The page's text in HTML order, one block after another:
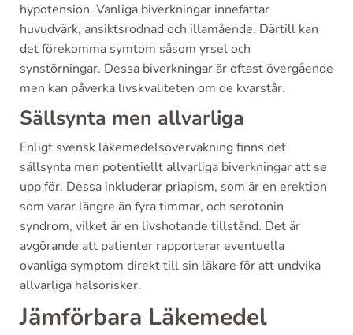
hypotension. Vanliga biverkningar innefattar
huvudvärk, ansiktsrodnad och illamående. Därtill kan
det förekomma symtom såsom yrsel och
synstörningar. Dessa biverkningar är oftast övergående
men kan påverka livskvaliteten om de kvarstår.
Sällsynta men allvarliga
Enligt svensk läkemedelsövervakning finns det
sällsynta men potentiellt allvarliga biverkningar att se
upp för. Dessa inkluderar priapism, som är en erektion
som varar längre än fyra timmar, och serotonin
syndrom, vilket är en livshotande tillstånd. Det är
avgörande att patienter rapporterar eventuella
ovanliga symptom direkt till sin läkare för att undvika
allvarliga hälsorisker.
Jämförbara Läkemedel